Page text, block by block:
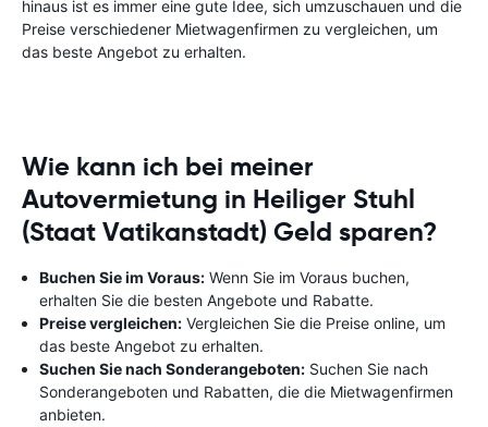
hinaus ist es immer eine gute Idee, sich umzuschauen und die
Preise verschiedener Mietwagenfirmen zu vergleichen, um
das beste Angebot zu erhalten.
Wie kann ich bei meiner
Autovermietung in Heiliger Stuhl
(Staat Vatikanstadt) Geld sparen?
Buchen Sie im Voraus: Wenn Sie im Voraus buchen,
erhalten Sie die besten Angebote und Rabatte.
Preise vergleichen: Vergleichen Sie die Preise online, um
das beste Angebot zu erhalten.
Suchen Sie nach Sonderangeboten: Suchen Sie nach
Sonderangeboten und Rabatten, die die Mietwagenfirmen
anbieten.